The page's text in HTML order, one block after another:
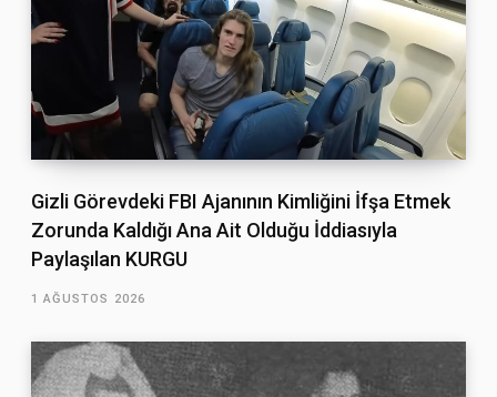
Gizli Görevdeki FBI Ajanının Kimliğini İfşa Etmek
Zorunda Kaldığı Ana Ait Olduğu İddiasıyla
Paylaşılan KURGU
1 AĞUSTOS 2026